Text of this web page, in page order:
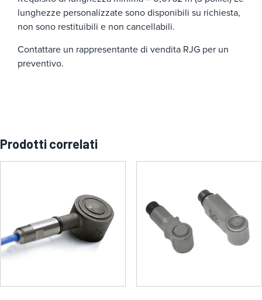
lunghezze personalizzate sono disponibili su richiesta,
non sono restituibili e non cancellabili.
Contattare un rappresentante di vendita RJG per un
preventivo.
Prodotti correlati